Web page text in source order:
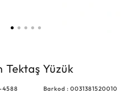
Tektaş Yüzük
4588 Barkod : 0031381520010